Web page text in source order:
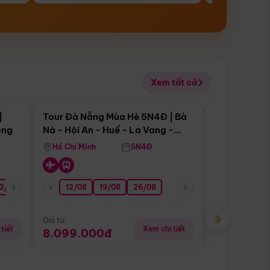
Xem tất cả
08 26/08 05/09 09/09 12/09
tiết
Điểm nổi bật
Tour Đà Nẵng Mùa Hè 5N4Đ | Bà
Nà - Hội An - Huế - La Vang -
Động Thiên Đường
Hồ Chí Minh 5N4Đ
12/08 19/08 26/08
Giá từ:
8.099.000đ Xem chi tiết
Giá từ:
›